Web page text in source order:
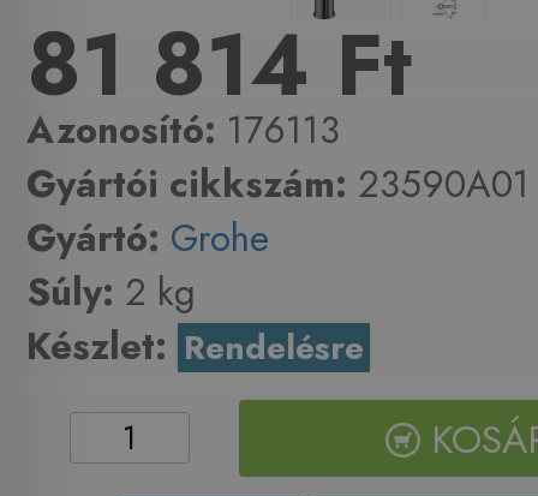
81 814 Ft
Azonosító: 176113
Gyártói cikkszám: 23590A01
Gyártó: Grohe
Súly: 2 kg
Készlet: Rendelésre